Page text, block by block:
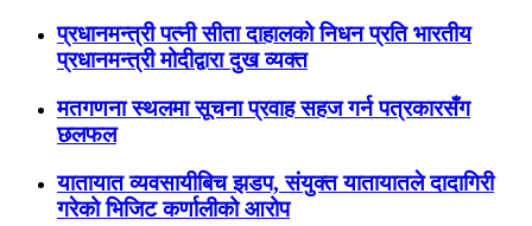
प्रधानमन्त्री पत्नी सीता दाहालको निधन प्रति भारतीय
प्रधानमन्त्री मोदीद्वारा दुख व्यक्त
मतगणना स्थलमा सूचना प्रवाह सहज गर्न पत्रकारसँग
छलफल
यातायात व्यवसायीबिच झडप, संयुक्त यातायातले दादागिरी
गरेको भिजिट कर्णालीको आरोप